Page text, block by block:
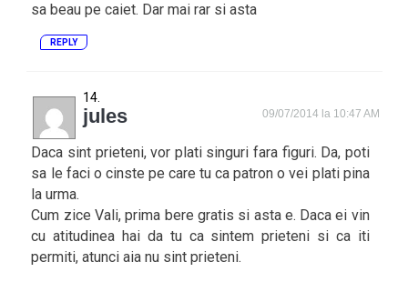
sa beau pe caiet. Dar mai rar si asta
REPLY
jules 09/07/2014 la 10:47 AM
Daca sint prieteni, vor plati singuri fara figuri. Da, poti
sa le faci o cinste pe care tu ca patron o vei plati pina
la urma.
Cum zice Vali, prima bere gratis si asta e. Daca ei vin
cu atitudinea hai da tu ca sintem prieteni si ca iti
permiti, atunci aia nu sint prieteni.